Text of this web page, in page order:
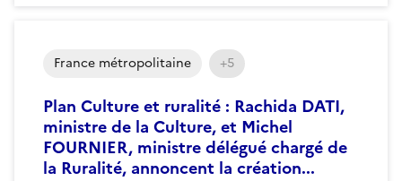
Plan Culture et ruralité : Rachida DATI,
ministre de la Culture, et Michel
FOURNIER, ministre délégué chargé de
la Ruralité, annoncent la création...
France métropolitaine +5